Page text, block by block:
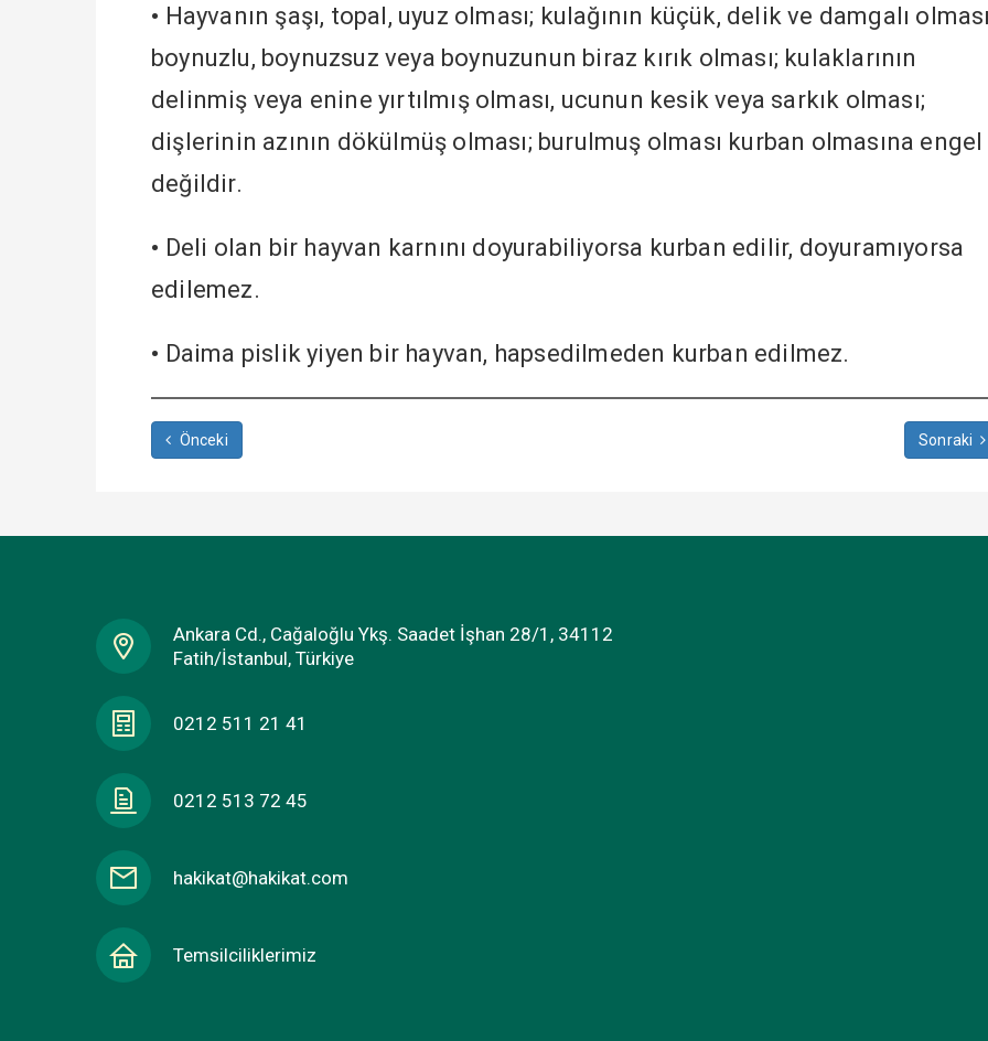
• Hayvanın şaşı, topal, uyuz olması; kulağının küçük, delik ve damgalı
boynuzlu, boynuzsuz veya boynuzunun biraz kırık olması; kulaklarının
delinmiş veya enine yırtılmış olması, ucunun kesik veya sarkık olması;
dişlerinin azının dökülmüş olması; burulmuş olması kurban olmasına engel
değildir.
• Deli olan bir hayvan karnını doyurabiliyorsa kurban edilir, doyuramıyorsa
edilemez.
• Daima pislik yiyen bir hayvan, hapsedilmeden kurban edilmez.
Önceki Sonraki
Ankara Cd., Cağaloğlu Ykş. Saadet İşhan 28/1, 34112
Fatih/İstanbul, Türkiye
0212 511 21 41
0212 513 72 45
hakikat@hakikat.com
Temsilciliklerimiz